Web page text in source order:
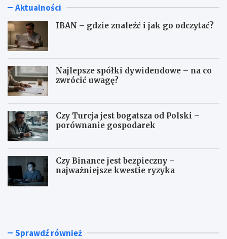
Aktualności
IBAN – gdzie znaleźć i jak go odczytać?
Najlepsze spółki dywidendowe – na co
zwrócić uwagę?
Czy Turcja jest bogatsza od Polski –
porównanie gospodarek
Czy Binance jest bezpieczny –
najważniejsze kwestie ryzyka
I
g
N
p Sprawdź również